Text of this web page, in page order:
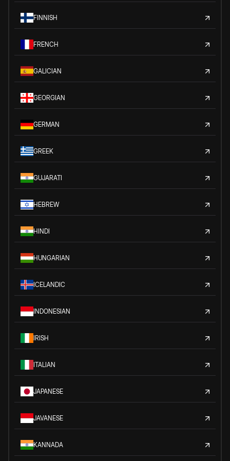
FINNISH
FRENCH
GALICIAN
GEORGIAN
GERMAN
GREEK
GUJARATI
HEBREW
HINDI
HUNGARIAN
ICELANDIC
INDONESIAN
IRISH
ITALIAN
JAPANESE
JAVANESE
KANNADA